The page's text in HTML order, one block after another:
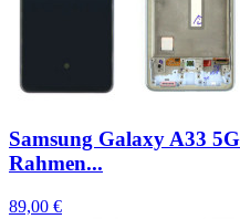
Samsung Galaxy A33
Rahmen...
89,00 €